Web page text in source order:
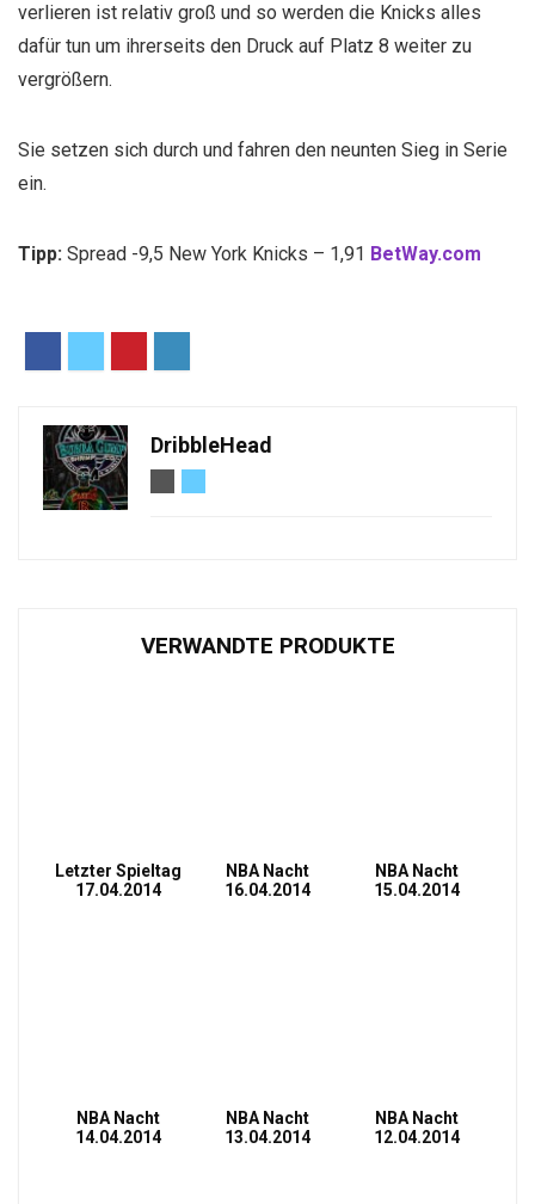
verlieren ist relativ groß und so werden die Knicks alles
dafür tun um ihrerseits den Druck auf Platz 8 weiter zu
vergrößern.
Sie setzen sich durch und fahren den neunten Sieg in Serie
ein.
Tipp: Spread -9,5 New York Knicks – 1,91 BetWay.com
DribbleHead
VERWANDTE PRODUKTE
Letzter Spieltag
17.04.2014
NBA Nacht
16.04.2014
NBA Nacht
15.04.2014
NBA Nacht
14.04.2014
NBA Nacht
13.04.2014
NBA Nacht
12.04.2014